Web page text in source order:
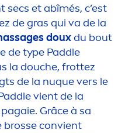
secs et abîmés, c’est
de gras qui va de la
douxdu bout
de type Paddle
la douche, frottez
de la nuque vers le
vient de la
Grâce à sa
brosse convient